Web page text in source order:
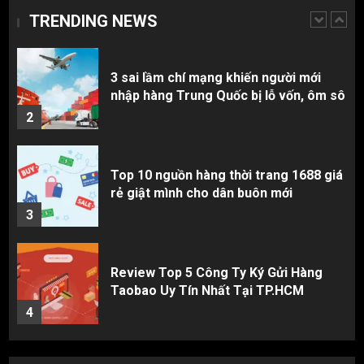
TRENDING NEWS
1
2
3 sai lầm chí mạng khiến người mới
nhập hàng Trung Quốc bị lỗ vốn, ôm sô
3
Top 10 nguồn hàng thời trang 1688 giá
rẻ giật mình cho dân buôn mới
4
Review Top 5 Công Ty Ký Gửi Hàng
Taobao Uy Tín Nhất Tại TP.HCM